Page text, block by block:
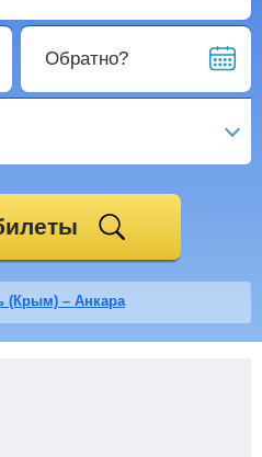
Обратно?
(Крым) – Анкара